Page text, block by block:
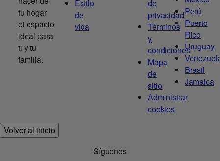
tu hogar
el espacio
ideal para
ti y tu
familia.
Estilo
de
vida
de
privacidad
Términos
y
condiciones
Mapa
de
sitio
Administrar
cookies
Perú
Puerto
Rico
Uruguay
Brasil
Jamaica
Volver al inicio
Síguenos